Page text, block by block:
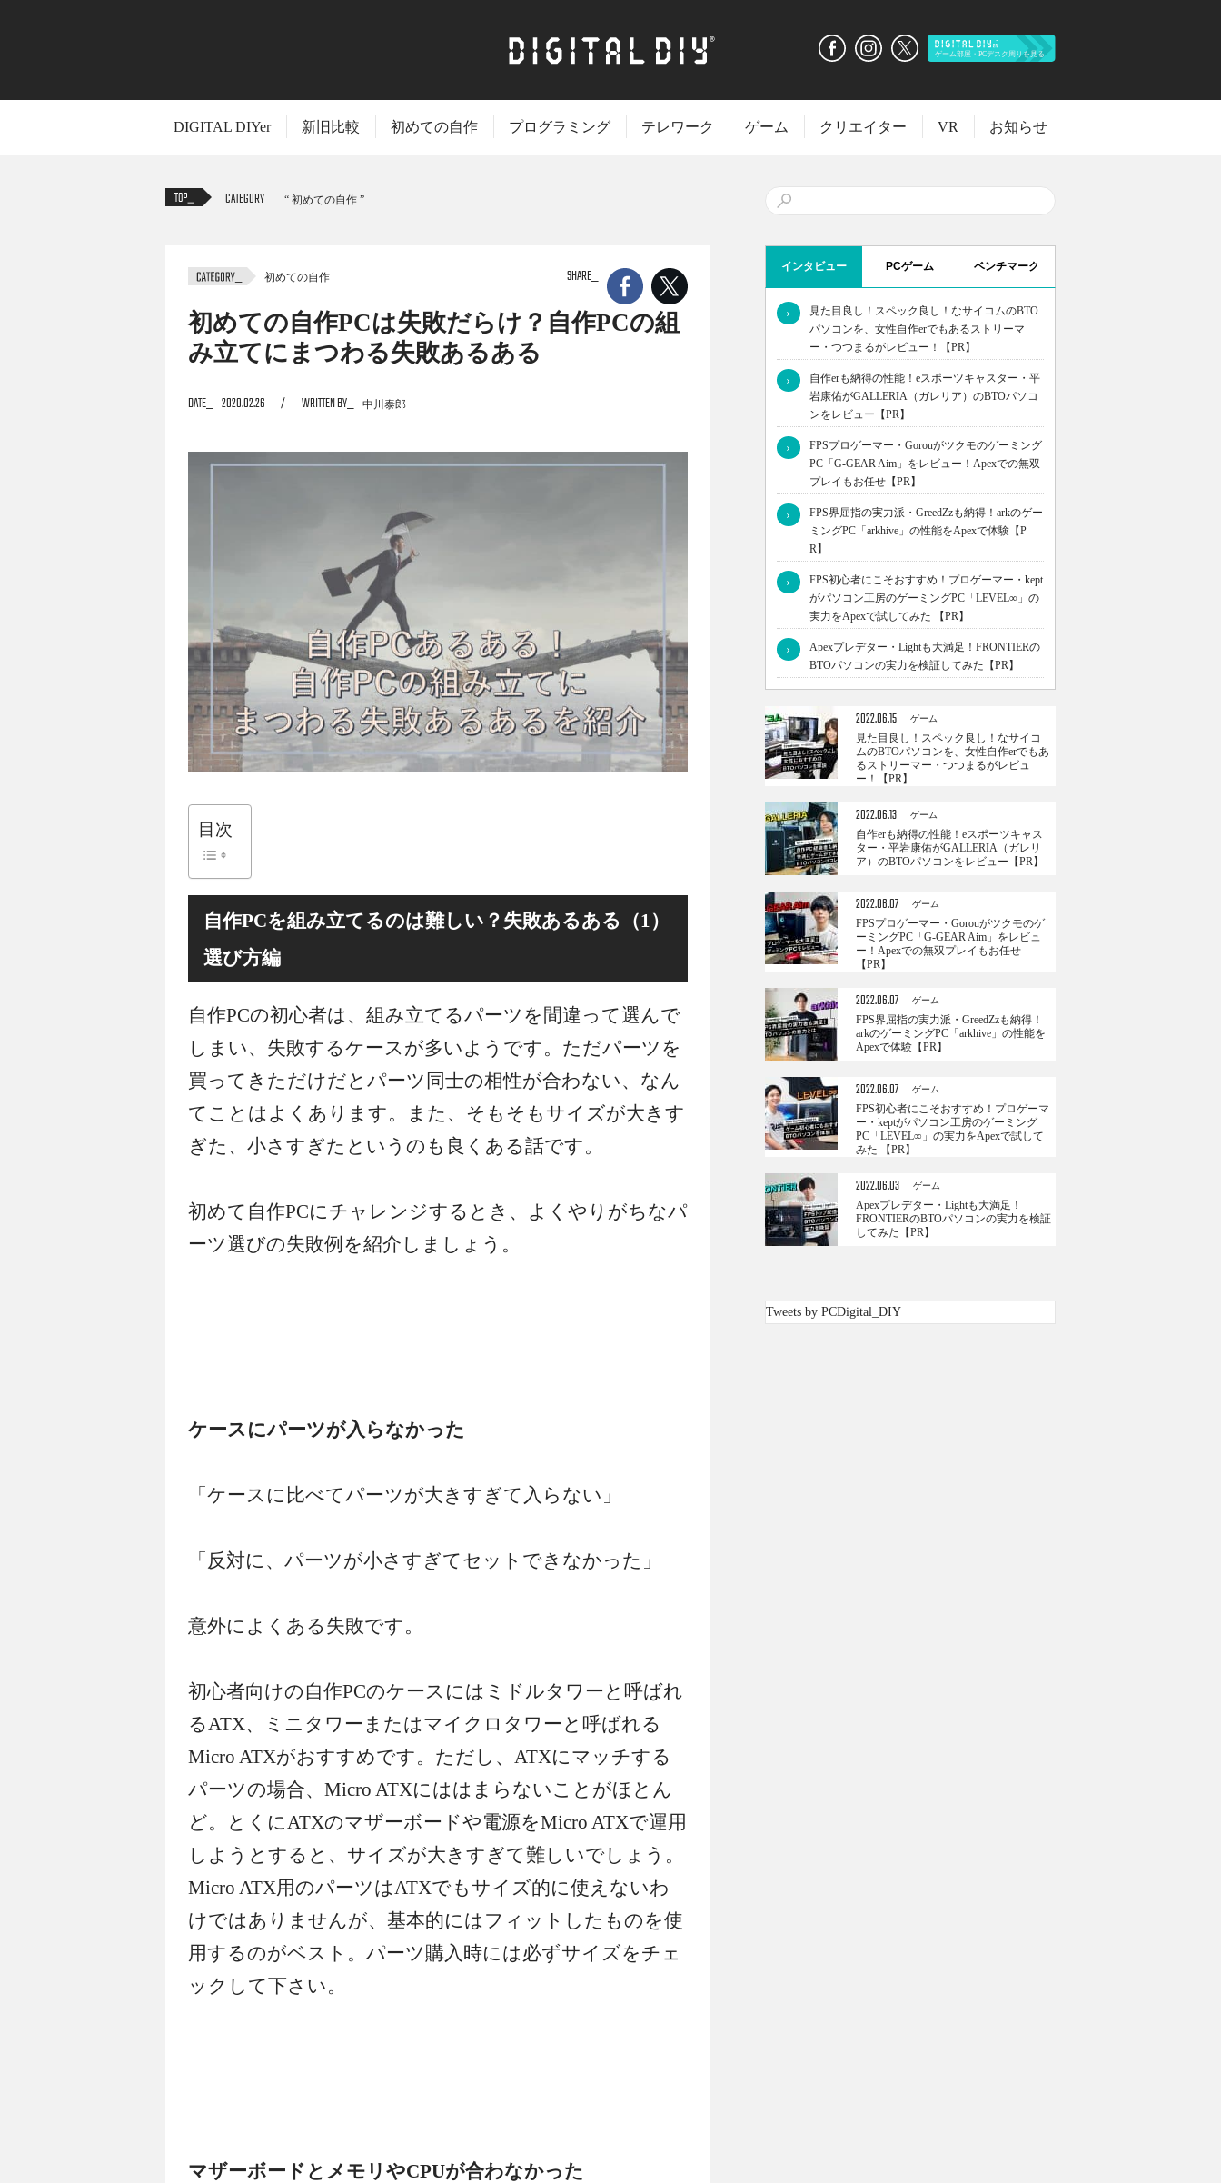
DIGITAL DIYer 新旧比較 初めての自作 プログラミング テレワーク ゲーム クリエイター VR お知らせ
CATEGORY 初めての自作
TITLE
み立てにまつわる失敗あるあるを通して、初めての人でも安心してトライできるポイントをまとめてご紹
介します。
SHARE
初めての自作
初めての自作PCは失敗だらけ？自作PCの組
み立てにまつわる失敗あるある
DATE 2020.02.26 WRITTEN BY 中川泰郎
目次
自作PCを組み立てるのは難しい？失敗あるある（1）
選び方編
自作PCの初心者は、組み立てるパーツを間違って選んで
しまい、失敗するケースが多いようです。ただパーツを
買ってきただけだとパーツ同士の相性が合わない、なん
てことはよくあります。また、そもそもサイズが大きす
ぎた、小さすぎたというのも良くある話です。
初めて自作PCにチャレンジするとき、よくやりがちなパ
ーツ選びの失敗例を紹介しましょう。
ケースにパーツが入らなかった
「ケースに比べてパーツが大きすぎて入らない」
「反対に、パーツが小さすぎてセットできなかった」
意外によくある失敗です。
初心者向けの自作PCのケースにはミドルタワーと呼ばれ
るATX、ミニタワーまたはマイクロタワーと呼ばれる
Micro ATXがおすすめです。ただし、ATXにマッチする
パーツの場合、Micro ATXにははまらないことがほとん
ど。とくにATXのマザーボードや電源をMicro ATXで運用
しようとすると、サイズが大きすぎて難しいでしょう。
Micro ATX用のパーツはATXでもサイズ的に使えないわ
けではありませんが、基本的にはフィットしたものを使
用するのがベスト。パーツ購入時には必ずサイズをチェ
ックして下さい。
マザーボードとメモリやCPUが合わなかった
インタビュー PCゲーム ベンチマーク
›
見た目良し！スペック良し！なサイコムのBTO
パソコンを、女性自作erでもあるストリーマ
ー・つつまるがレビュー！【PR】
›
自作erも納得の性能！eスポーツキャスター・平
岩康佑がGALLERIA（ガレリア）のBTOパソコ
ンをレビュー【PR】
›
FPSプロゲーマー・Gorouがツクモのゲーミング
PC「G-GEAR Aim」をレビュー！Apexでの無双
プレイもお任せ【PR】
›
FPS界屈指の実力派・GreedZzも納得！arkのゲー
ミングPC「arkhive」の性能をApexで体験【P
R】
›
FPS初心者にこそおすすめ！プロゲーマー・kept
がパソコン工房のゲーミングPC「LEVEL∞」の
実力をApexで試してみた 【PR】
›
Apexプレデター・Lightも大満足！FRONTIERの
BTOパソコンの実力を検証してみた【PR】
2022.06.15 ゲーム
見た目良し！スペック良し！なサイコ
ムのBTOパソコンを、女性自作erでもあ
るストリーマー・つつまるがレビュ
ー！【PR】
2022.06.13 ゲーム
自作erも納得の性能！eスポーツキャス
ター・平岩康佑がGALLERIA（ガレリ
ア）のBTOパソコンをレビュー【PR】
2022.06.07 ゲーム
FPSプロゲーマー・Gorouがツクモのゲ
ーミングPC「G-GEAR Aim」をレビュ
ー！Apexでの無双プレイもお任せ
【PR】
2022.06.07 ゲーム
FPS界屈指の実力派・GreedZzも納得！
arkのゲーミングPC「arkhive」の性能を
Apexで体験【PR】
2022.06.07 ゲーム
FPS初心者にこそおすすめ！プロゲーマ
ー・keptがパソコン工房のゲーミング
PC「LEVEL∞」の実力をApexで試して
みた 【PR】
2022.06.03 ゲーム
Apexプレデター・Lightも大満足！
FRONTIERのBTOパソコンの実力を検証
してみた【PR】
Tweets by PCDigital_DIY